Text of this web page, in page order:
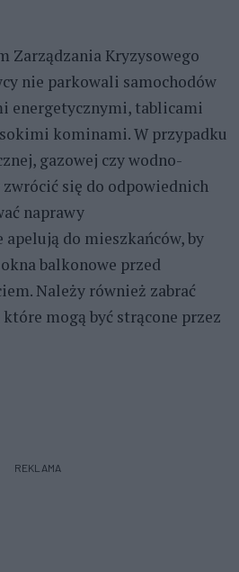
Zarządzania Kryzysowego
nie parkowali samochodów
energetycznymi, tablicami
kominami. W przypadku
gazowej czy wodno-
się do odpowiednich
naprawy
apelują do mieszkańców, by
balkonowe przed
Należy również zabrać
mogą być strącone przez
REKLAMA